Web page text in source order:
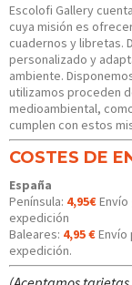
Escolofi Gallery
cuya misión es
cuadernos y libretas.
personalizado y
ambiente.
utilizamos proceden
medioambiental,
cumplen con estos
COSTES DE
España
Península: 4,95€Envío
expedición
Baleares: 4,95 €Envío
expedición.